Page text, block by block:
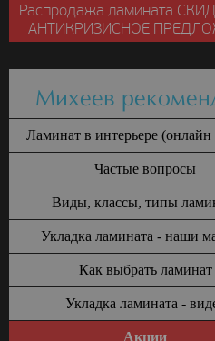
Распродажа ламината
АНТИКРИЗИСНОЕ
Михеев
Ламинат в интерьере
Частые вопросы
Виды, классы, типы
Укладка ламината - наши
Как выбрать ламинат
Укладка ламината -
Акции